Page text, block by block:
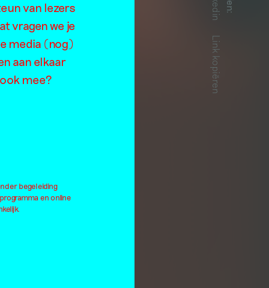
van lezers
vragen we je
media (nog)
aan elkaar
mee?
begeleiding
en online
:
Link kopiëren